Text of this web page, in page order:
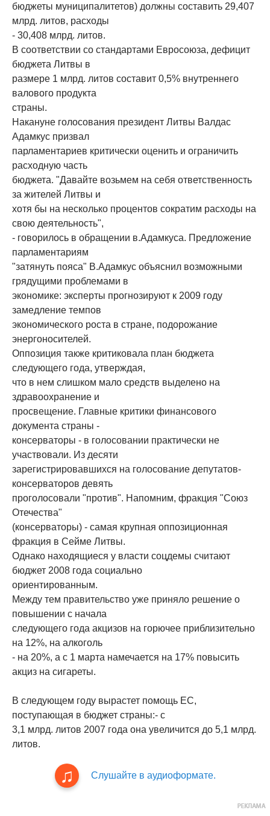
бюджеты муниципалитетов) должны составить 29,407
млрд. литов, расходы
- 30,408 млрд. литов.
В соответствии со стандартами Евросоюза, дефицит
бюджета Литвы в
размере 1 млрд. литов составит 0,5% внутреннего
валового продукта
страны.
Накануне голосования президент Литвы Валдас
Адамкус призвал
парламентариев критически оценить и ограничить
расходную часть
бюджета. "Давайте возьмем на себя ответственность
за жителей Литвы и
хотя бы на несколько процентов сократим расходы на
свою деятельность",
- говорилось в обращении в.Адамкуса. Предложение
парламентариям
"затянуть пояса" В.Адамкус объяснил возможными
грядущими проблемами в
экономике: эксперты прогнозируют к 2009 году
замедление темпов
экономического роста в стране, подорожание
энергоносителей.
Оппозиция также критиковала план бюджета
следующего года, утверждая,
что в нем слишком мало средств выделено на
здравоохранение и
просвещение. Главные критики финансового
документа страны -
консерваторы - в голосовании практически не
участвовали. Из десяти
зарегистрировавшихся на голосование депутатов-
консерваторов девять
проголосовали "против". Напомним, фракция "Союз
Отечества"
(консерваторы) - самая крупная оппозиционная
фракция в Сейме Литвы.
Однако находящиеся у власти соцдемы считают
бюджет 2008 года социально
ориентированным.
Между тем правительство уже приняло решение о
повышении с начала
следующего года акцизов на горючее приблизительно
на 12%, на алкоголь
- на 20%, а с 1 марта намечается на 17% повысить
акциз на сигареты.
В следующем году вырастет помощь ЕС,
поступающая в бюджет страны:- с
3,1 млрд. литов 2007 года она увеличится до 5,1 млрд.
литов.
Слушайте в аудиоформате.